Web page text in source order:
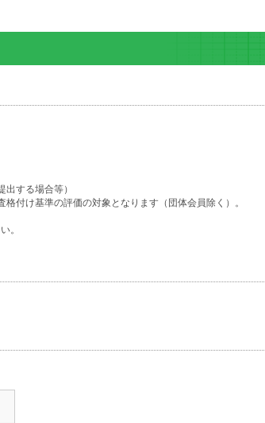
する場合等）
付け基準の評価の対象となります（団体会員除く）。
。